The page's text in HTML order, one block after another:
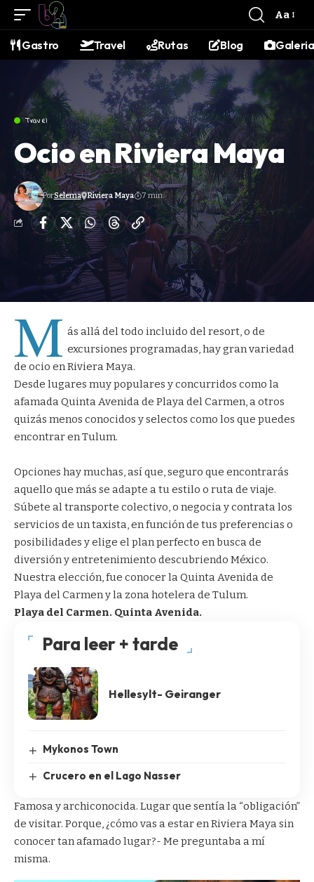
contenido Aa
Gastro Travel Rutas Blog Galeria
Travel
Ocio en Riviera Maya
PorSelema Riviera Maya 7 min.
M ás allá del todo incluido del resort, o de
excursiones programadas, hay gran variedad
de ocio en Riviera Maya.
Desde lugares muy populares y concurridos como la
afamada Quinta Avenida de Playa del Carmen, a otros
quizás menos conocidos y selectos como los que puedes
encontrar en Tulum.
Opciones hay muchas, así que, seguro que encontrarás
aquello que más se adapte a tu estilo o ruta de viaje.
Súbete al transporte colectivo, o negocia y contrata los
servicios de un taxista, en función de tus preferencias o
posibilidades y elige el plan perfecto en busca de
diversión y entretenimiento descubriendo México.
Nuestra elección, fue conocer la Quinta Avenida de
Playa del Carmen y la zona hotelera de Tulum.
Playa del Carmen. Quinta Avenida.
Para leer + tarde
Hellesylt- Geiranger
Mykonos Town
Crucero en el Lago Nasser
Famosa y archiconocida. Lugar que sentía la “obligación”
de visitar. Porque, ¿cómo vas a estar en Riviera Maya sin
conocer tan afamado lugar?- Me preguntaba a mí
misma.